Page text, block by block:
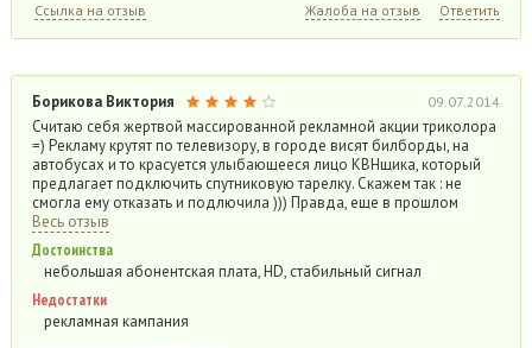
Ссылка на отзыв Жалоба на отзыв Ответить
Борикова Виктория 09.07.2014
Считаю себя жертвой массированной рекламной акции триколора
=) Рекламу крутят по телевизору, в городе висят билборды, на
автобусах и то красуется улыбающееся лицо КВНщика, который
предлагает подключить спутниковую тарелку. Скажем так : не
смогла ему отказать и подлючила ))) Правда, еще в прошлом
Весь отзыв
Достоинства
небольшая абонентская плата, HD, стабильный сигнал
Недостатки
рекламная кампания